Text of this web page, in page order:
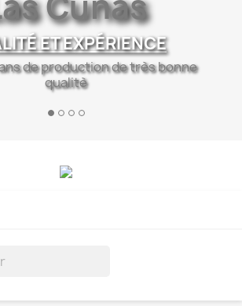
production dans plus
15 pays